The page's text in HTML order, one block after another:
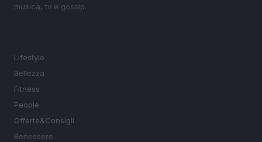
musica, tv e gossip.
Lifestyle
Bellezza
Fitness
People
Offerte&Consigli
Benessere